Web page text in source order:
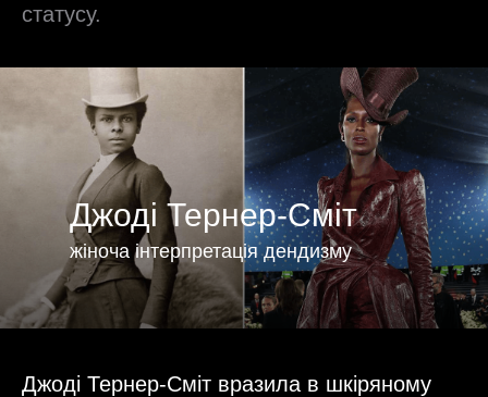
статусу.
Джоді Тернер-Сміт
жіноча інтерпретація дендизму
Джоді Тернер-Сміт вразила в шкіряному